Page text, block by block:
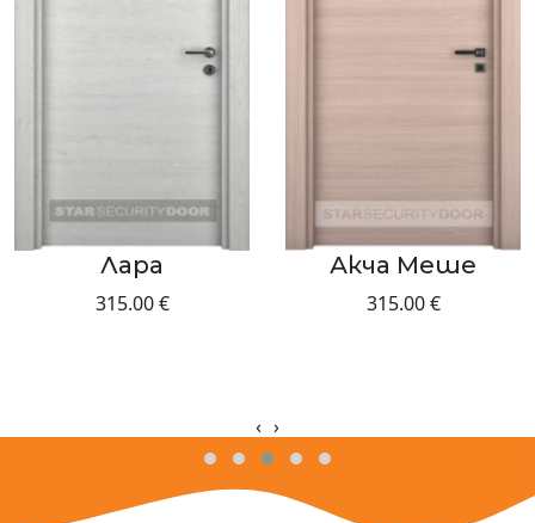
Акча Меше
‹ ›